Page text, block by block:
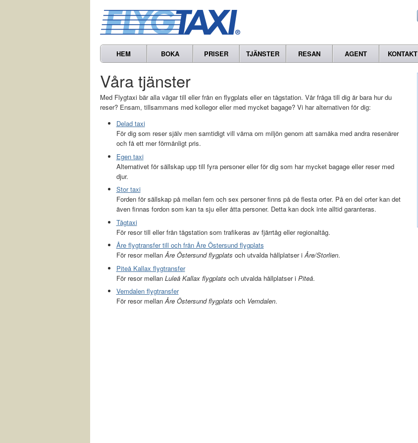
HEM BOKA PRISER TJÄNSTER RESAN AGENT KONTAKT
Våra tjänster
Med Flygtaxi bär alla vägar till eller från en flygplats eller en tågstation. Vår fråga till dig är bara hur du
reser? Ensam, tillsammans med kollegor eller med mycket bagage? Vi har alternativen för dig:
Delad taxi
För dig som reser själv men samtidigt vill värna om miljön genom att samåka med andra resenärer
och få ett mer förmånligt pris.
Egen taxi
Alternativet för sällskap upp till fyra personer eller för dig som har mycket bagage eller reser med
djur.
Stor taxi
Forden för sällskap på mellan fem och sex personer finns på de flesta orter. På en del orter kan det
även finnas fordon som kan ta sju eller åtta personer. Detta kan dock inte alltid garanteras.
Tågtaxi
För resor till eller från tågstation som trafikeras av fjärrtåg eller regionaltåg.
Åre flygtransfer till och från Åre Östersund flygplats
För resor mellanÅre Östersund flygplats och utvalda hållplatser iÅre/Storlien.
Piteå Kallax flygtransfer
För resor mellan Luleå Kallax flygplats och utvalda hållplatser i Piteå.
Vemdalen flygtransfer
För resor mellanÅre Östersund flygplats och Vemdalen.